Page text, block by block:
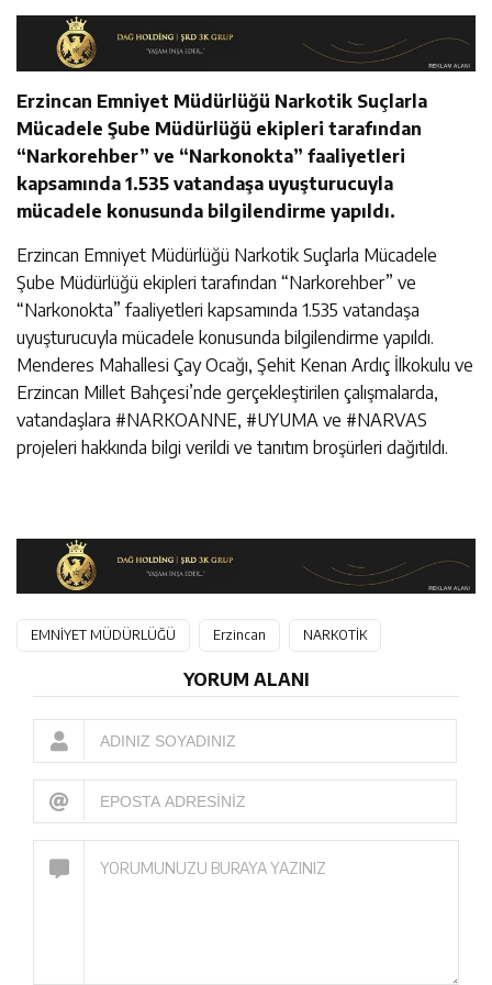
Erzincan Emniyet Müdürlüğü Narkotik Suçlarla
Mücadele Şube Müdürlüğü ekipleri tarafından
“Narkorehber” ve “Narkonokta” faaliyetleri
kapsamında 1.535 vatandaşa uyuşturucuyla
mücadele konusunda bilgilendirme yapıldı.
Erzincan Emniyet Müdürlüğü Narkotik Suçlarla Mücadele
Şube Müdürlüğü ekipleri tarafından “Narkorehber” ve
“Narkonokta” faaliyetleri kapsamında 1.535 vatandaşa
uyuşturucuyla mücadele konusunda bilgilendirme yapıldı.
Menderes Mahallesi Çay Ocağı, Şehit Kenan Ardıç İlkokulu ve
Erzincan Millet Bahçesi’nde gerçekleştirilen çalışmalarda,
vatandaşlara #NARKOANNE, #UYUMA ve #NARVAS
projeleri hakkında bilgi verildi ve tanıtım broşürleri dağıtıldı.
EMNİYET MÜDÜRLÜĞÜ Erzincan NARKOTİK
YORUM ALANI